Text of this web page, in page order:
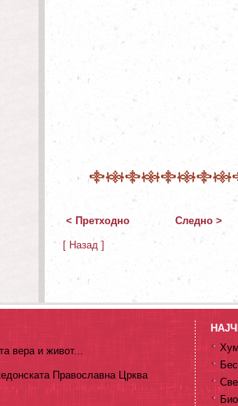
< Претходно Следно >
[ Назад ]
вера и живот...
Православна Црква